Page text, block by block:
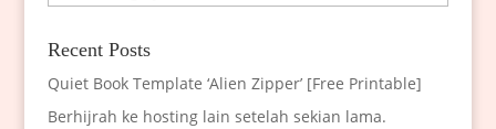
Recent Posts
Quiet Book Template ‘Alien Zipper’ [Free Printable]
Berhijrah ke hosting lain setelah sekian lama.